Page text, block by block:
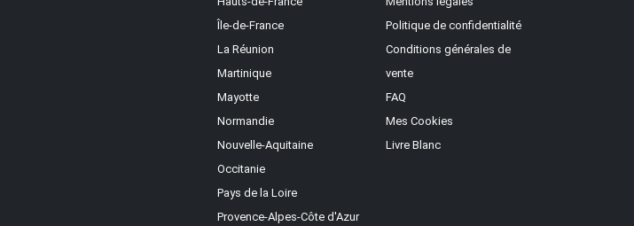
Île-de-France
La Réunion
Martinique
Mayotte
Normandie
Nouvelle-Aquitaine
Occitanie
Pays de la Loire
Provence-Alpes-Côte d'Azur
Politique de confidentialité
Conditions générales de
vente
FAQ
Mes Cookies
Livre Blanc